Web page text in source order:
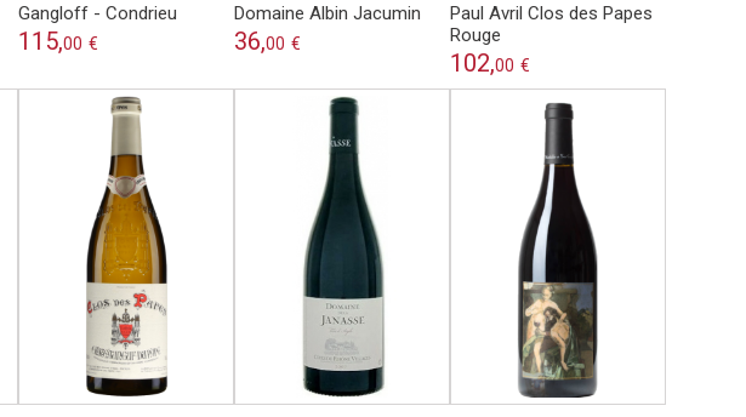
Gangloff - Condrieu
115,00 €
Domaine Albin Jacumin
36,00 €
Paul Avril Clos des Papes
Rouge
102,00 €